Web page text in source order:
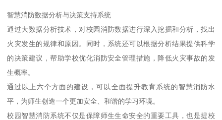
智慧消防数据分析与决策支持系统
通过大数据分析技术，对校园消防数据进行深入挖掘和分析，找出
火灾发生的规律和原因。同时，系统还可以根据分析结果提供科学
的决策建议，帮助学校优化消防安全管理措施，降低火灾事故的发
生概率。
通过以上六个方面的建设，可以全面提升教育系统的智慧消防水
平，为师生创造一个更加安全、和谐的学习环境。
校园智慧消防系统不仅是保障师生生命安全的重要工具，也是提校